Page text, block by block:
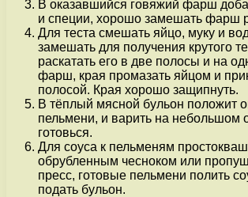
В оказавшийся говяжий фарш
и специи, хорошо замешать фарш
Для теста смешать яйцо, муку и
замешать для получения крутого
раскатать его в две полосы и на
фарш, края промазать яйцом и
полосой. Края хорошо защипнуть.
В тёплый мясной бульон положит
пельмени, и варить на небольшом
готовься.
Для соуса к пельменям
обрубленным чесноком или
пресс, готовые пельмени полить
подать бульон.